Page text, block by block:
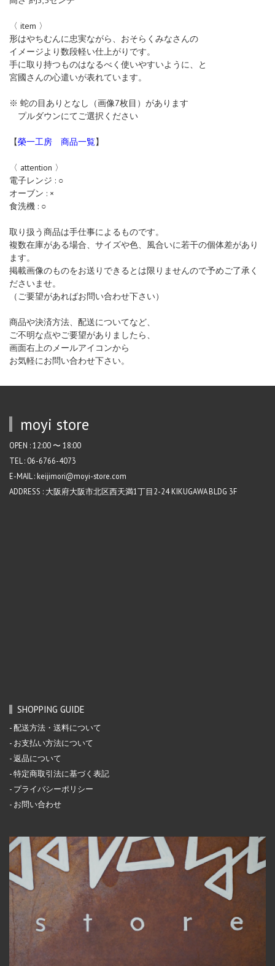
〈 item 〉
形はやちむんに忠実ながら、おそらくみなさんの
イメージより数段軽い仕上がりです。
手に取り持つものはなるべく使いやすいように、と
宮國さんの心遣いが表れています。
※ 蛇の目ありとなし（画像7枚目）があります
プルダウンにてご選択ください
【榮一工房 商品一覧】
〈 attention 〉
電子レンジ : ○
オーブン : ×
食洗機 : ○
取り扱う商品は手仕事によるものです。
複数在庫がある場合、サイズや色、風合いに若干の個体差があり
ます。
掲載画像のものをお送りできるとは限りませんので予めご了承く
ださいませ。
（ご要望があればお問い合わせ下さい）
商品や決済方法、配送についてなど、
ご不明な点やご要望がありましたら、
画面右上のメールアイコンから
お気軽にお問い合わせ下さい。
moyi store
OPEN : 12:00 〜 18:00
TEL : 06-6766-4073
E-MAIL : keijimori@moyi-store.com
ADDRESS : 大阪府大阪市北区西天満1丁目2-24 KIKUGAWA BLDG 3F
SHOPPING GUIDE
配送方法・送料について
お支払い方法について
返品について
特定商取引法に基づく表記
プライバシーポリシー
お問い合わせ